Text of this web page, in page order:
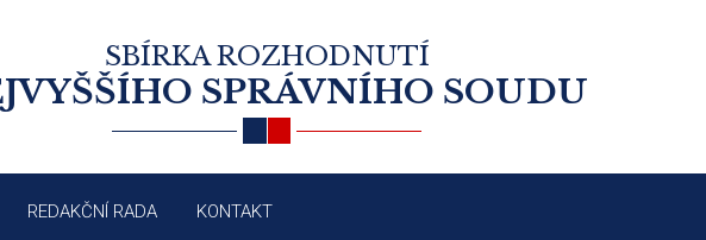
SBÍRKA ROZHODNUTÍ
SPRÁVNÍHO SOUDU
REDAKČNÍ RADA KONTAKT